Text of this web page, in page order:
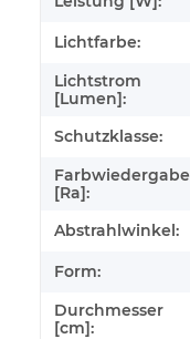
Lichtfarbe:
Lichtstrom
[Lumen]:
Schutzklasse:
Farbwiedergabe
[Ra]:
Abstrahlwinkel:
Form:
Durchmesser
[cm]: